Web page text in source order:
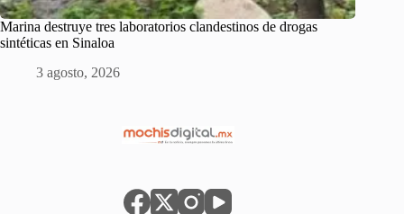
Marina destruye tres laboratorios clandestinos de drogas
sintéticas en Sinaloa
3 agosto, 2026